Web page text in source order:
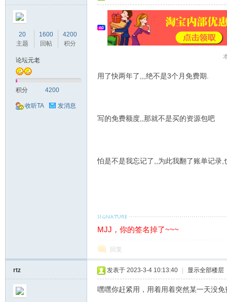
20
主题
1600
回帖
4200
积分
论坛元老
积分 4200
收听TA 发消息
用了快两年了,,,绝不是3个月免费期.
写的免费额度,,那就不是买的资源包吧
怕是不是我忘记了,,为此我翻了账单记录
MJJ，你的签名掉了~~~
回复
rtz 发表于 2023-3-4 10:13:40 显示全部楼层
嘿嘿你赶紧用，用着用着突然某一天没